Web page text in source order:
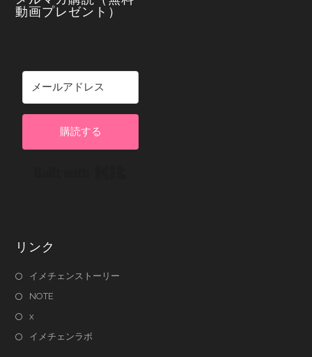
動画プレゼント）
購読する
リンク
イメチェンストーリー
NOTE
x
イメチェンラボ